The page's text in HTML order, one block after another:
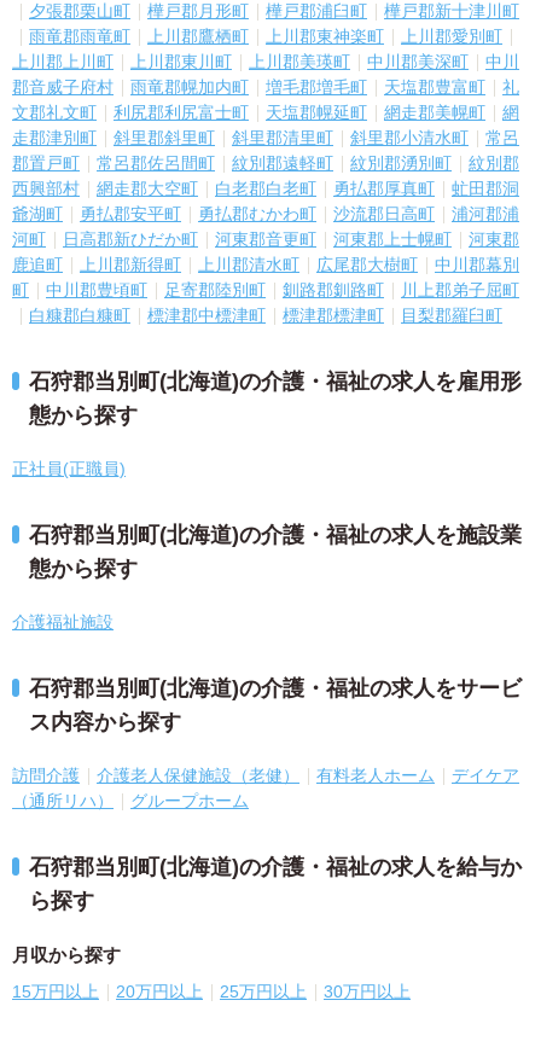
夕張郡栗山町
樺戸郡月形町 樺戸郡浦臼町
樺戸郡新十津川町
雨竜郡雨竜町
上川郡鷹栖町 上川郡東神楽町
上川郡愛別町
上川郡上川町
上川郡東川町 上川郡美瑛町 中川郡美深町
中川
郡音威子府村
雨竜郡幌加内町 増毛郡増毛町 天塩郡豊富町
礼
文郡礼文町
利尻郡利尻富士町 天塩郡幌延町 網走郡美幌町
網
走郡津別町
斜里郡斜里町 斜里郡清里町 斜里郡小清水町
常呂
郡置戸町
常呂郡佐呂間町 紋別郡遠軽町 紋別郡湧別町
紋別郡
西興部村
網走郡大空町 白老郡白老町 勇払郡厚真町
虻田郡洞
爺湖町
勇払郡安平町 勇払郡むかわ町 沙流郡日高町
浦河郡浦
河町
日高郡新ひだか町 河東郡音更町 河東郡上士幌町
河東郡
鹿追町
上川郡新得町 上川郡清水町 広尾郡大樹町
中川郡幕別
町
中川郡豊頃町 足寄郡陸別町 釧路郡釧路町
川上郡弟子屈町
白糠郡白糠町
標津郡中標津町 標津郡標津町 目梨郡羅臼町
石狩郡当別町(北海道)の介護・福祉の求人を雇用形
態から探す
正社員(正職員)
石狩郡当別町(北海道)の介護・福祉の求人を施設業
態から探す
介護福祉施設
石狩郡当別町(北海道)の介護・福祉の求人をサービ
ス内容から探す
訪問介護 介護老人保健施設（老健） 有料老人ホーム
デイケア
（通所リハ）
グループホーム
石狩郡当別町(北海道)の介護・福祉の求人を給与か
ら探す
月収から探す
15万円以上 20万円以上 25万円以上 30万円以上